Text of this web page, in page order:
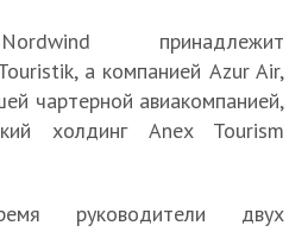
принадлежит
а компанией Azur Air,
чартерной авиакомпанией,
холдинг Anex Tourism
руководители двух